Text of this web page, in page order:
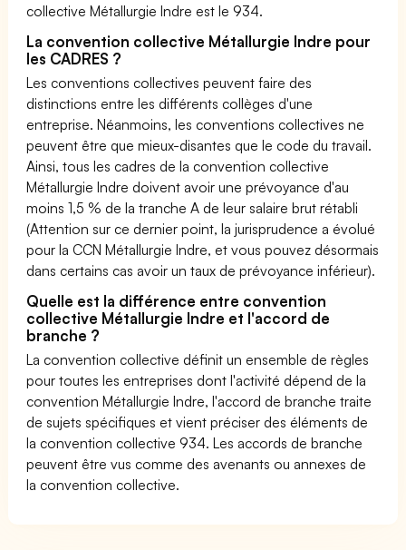
collective Métallurgie Indre est le 934.
La convention collective Métallurgie Indre pour
les CADRES ?
Les conventions collectives peuvent faire des
distinctions entre les différents collèges d'une
entreprise. Néanmoins, les conventions collectives ne
peuvent être que mieux-disantes que le code du travail.
Ainsi, tous les cadres de la convention collective
Métallurgie Indre doivent avoir une prévoyance d'au
moins 1,5 % de la tranche A de leur salaire brut rétabli
(Attention sur ce dernier point, la jurisprudence a évolué
pour la CCN Métallurgie Indre, et vous pouvez désormais
dans certains cas avoir un taux de prévoyance inférieur).
Quelle est la différence entre convention
collective Métallurgie Indre et l'accord de
branche ?
La convention collective définit un ensemble de règles
pour toutes les entreprises dont l'activité dépend de la
convention Métallurgie Indre, l'accord de branche traite
de sujets spécifiques et vient préciser des éléments de
la convention collective 934. Les accords de branche
peuvent être vus comme des avenants ou annexes de
la convention collective.